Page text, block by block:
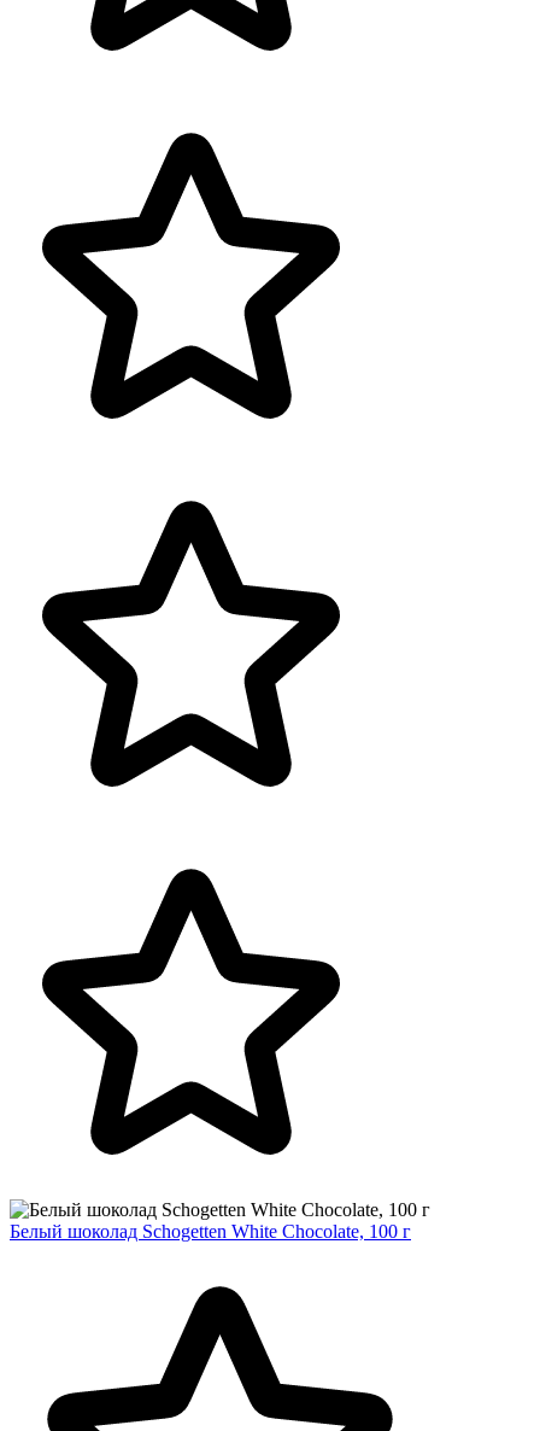
Белый шоколад Schogetten White Chocolate, 100 г